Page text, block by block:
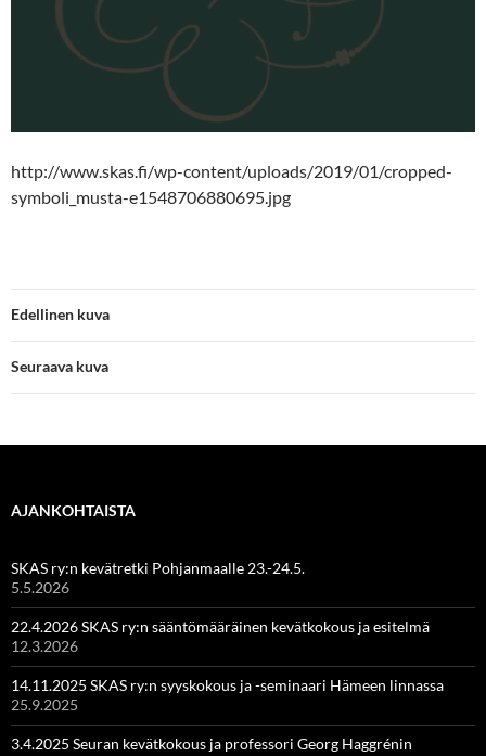
http://www.skas.fi/wp-content/uploads/2019/01/cropped-
symboli_musta-e1548706880695.jpg
Edellinen kuva
Seuraava kuva
AJANKOHTAISTA
SKAS ry:n kevätretki Pohjanmaalle 23.-24.5.
5.5.2026
22.4.2026 SKAS ry:n sääntömääräinen kevätkokous ja esitelmä
12.3.2026
14.11.2025 SKAS ry:n syyskokous ja -seminaari Hämeen linnassa
25.9.2025
3.4.2025 Seuran kevätkokous ja professori Georg Haggrénin